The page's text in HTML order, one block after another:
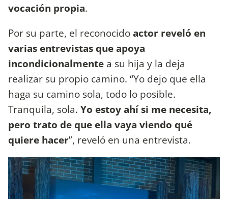
vocación propia.
Por su parte, el reconocidoactor reveló en
varias entrevistas que apoya
incondicionalmente a su hija y la deja
realizar su propio camino. “Yo dejo que ella
haga su camino sola, todo lo posible.
Tranquila, sola. Yo estoy ahí si me necesita,
pero trato de que ella vaya viendo qué
quiere hacer”, reveló en una entrevista.